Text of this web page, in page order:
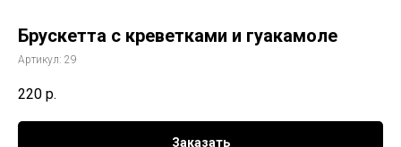
Брускетта с креветками и гуакамоле
Артикул: 29
220 р.
Заказать